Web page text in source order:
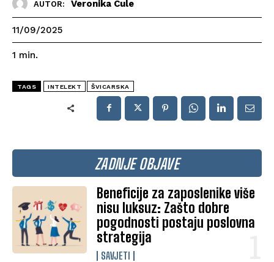
ZADNJE OBJAVE
Beneficije za zaposlenike više
nisu luksuz: Zašto dobre
pogodnosti postaju poslovna
strategija
SAVJETI
AUTOR: Veronika Cule
11/09/2025
1 min.
TAGS INTELEKT ŠVICARSKA